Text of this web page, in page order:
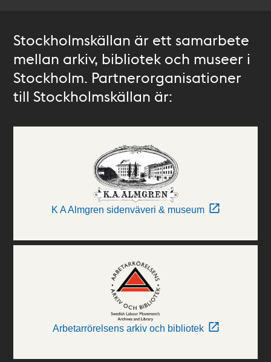
Stockholmskällan är ett samarbete
mellan arkiv, bibliotek och museer i
Stockholm. Partnerorganisationer
till Stockholmskällan är:
K A Almgren sidenväveri & museum
Arbetarrörelsens arkiv och bibliotek